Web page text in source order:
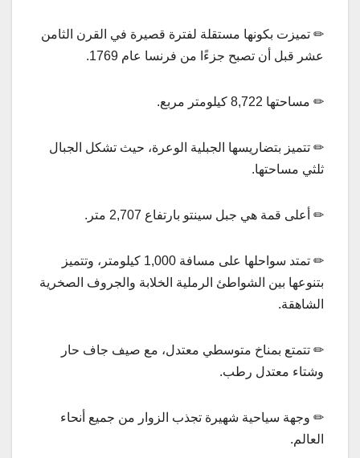
✏ تميزت بكونها مستقلة لفترة قصيرة في القرن الثامن
عشر قبل أن تصبح جزءًا من فرنسا عام 1769.
✏ مساحتها 8,722 كيلومتر مربع.
✏ تتميز بتضاريسها الجبلية الوعرة، حيث تشكل الجبال
ثلثي مساحتها.
✏ أعلى قمة هي جبل سينتو بارتفاع 2,707 متر.
✏ تمتد سواحلها على مسافة 1,000 كيلومتر، وتتميز
بتنوعها بين الشواطئ الرملية الخلابة والجروف الصخرية
الشاهقة.
✏ تتمتع بمناخ متوسطي معتدل، مع صيف جاف حار
وشتاء معتدل رطب.
✏ وجهة سياحية شهيرة تجذب الزوار من جميع أنحاء
العالم.